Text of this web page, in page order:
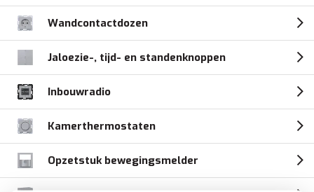
Wandcontactdozen
Jaloezie-, tijd- en standenknoppen
Inbouwradio
Kamerthermostaten
Opzetstuk bewegingsmelder